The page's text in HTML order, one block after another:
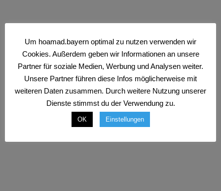
Die Neuerungen
kommen 2020
Wie Corona unser
Leben verändert
Um hoamad.bayern optimal zu nutzen verwenden wir
Cookies. Außerdem geben wir Informationen an unsere
Partner für soziale Medien, Werbung und Analysen weiter.
Unsere Partner führen diese Infos möglicherweise mit
weiteren Daten zusammen. Durch weitere Nutzung unserer
Dienste stimmst du der Verwendung zu.
OK Einstellungen